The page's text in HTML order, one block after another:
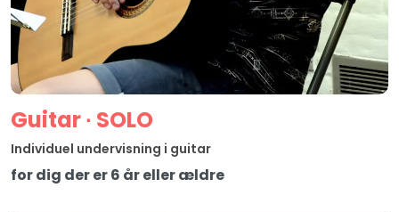
Guitar ∙ SOLO
Individuel undervisning i guitar
for dig der er 6 år eller ældre